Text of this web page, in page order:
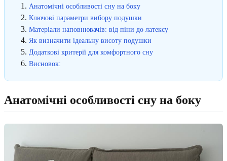
Анатомічні особливості сну на боку
Ключові параметри вибору подушки
Матеріали наповнювачів: від піни до латексу
Як визначити ідеальну висоту подушки
Додаткові критерії для комфортного сну
Висновок:
Анатомічні особливості сну на боку